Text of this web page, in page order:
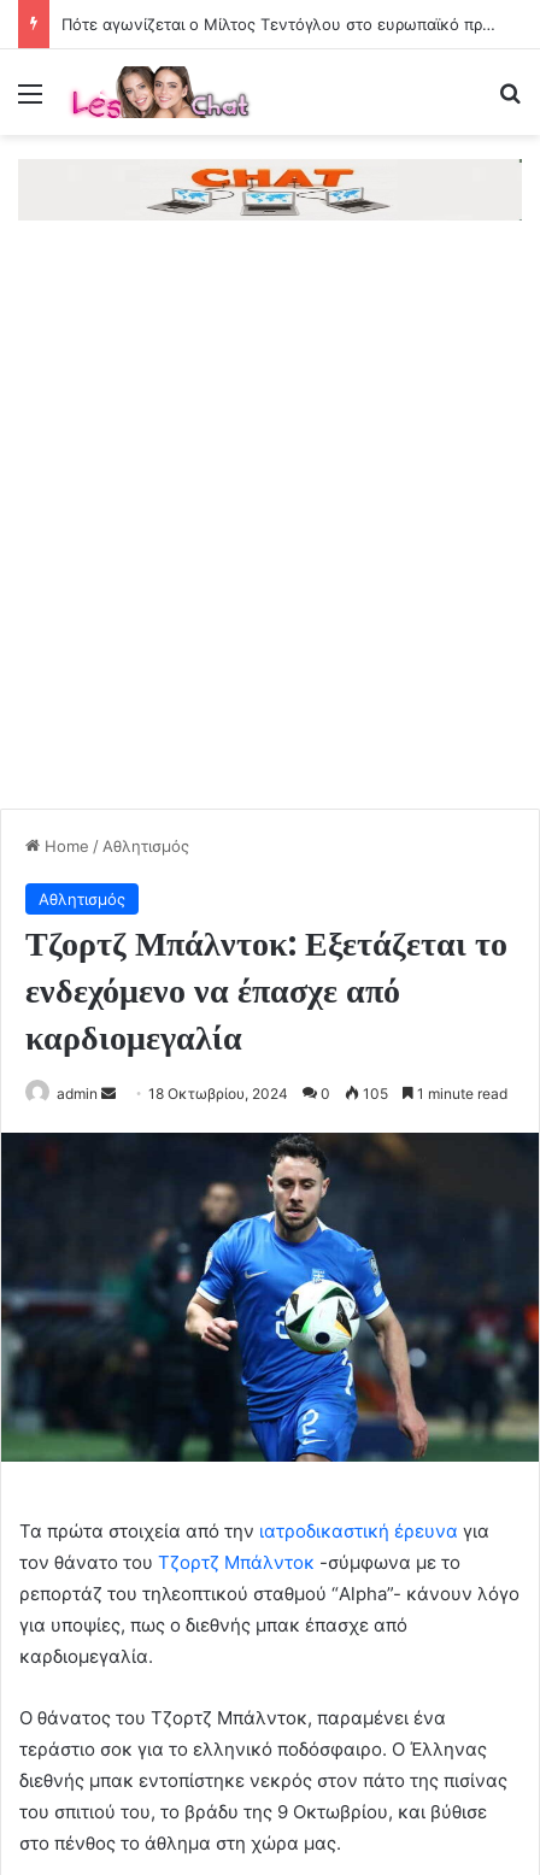
Πότε αγωνίζεται ο Μίλτος Τεντόγλου στο ευρωπαϊκό πρωτάθλημα στίβου
Menu
Home / Αθλητισμός
Αθλητισμός
Τζορτζ Μπάλντοκ: Εξετάζεται το
ενδεχόμενο να έπασχε από
καρδιομεγαλία
admin
Send18 Οκτωβρίου, 2024 0 105 1 minute read
Τα πρώτα στοιχεία από την ιατροδικαστική έρευνα για
τον θάνατο του Τζορτζ Μπάλντοκ -σύμφωνα με το
ρεπορτάζ του τηλεοπτικού σταθμού “Alpha”- κάνουν λόγο
για υποψίες, πως ο διεθνής μπακ έπασχε από
καρδιομεγαλία.
Ο θάνατος του Τζορτζ Μπάλντοκ, παραμένει ένα
τεράστιο σοκ για το ελληνικό ποδόσφαιρο. Ο Έλληνας
διεθνής μπακ εντοπίστηκε νεκρός στον πάτο της πισίνας
του σπιτιού του, το βράδυ της 9 Οκτωβρίου, και βύθισε
στο πένθος το άθλημα στη χώρα μας.